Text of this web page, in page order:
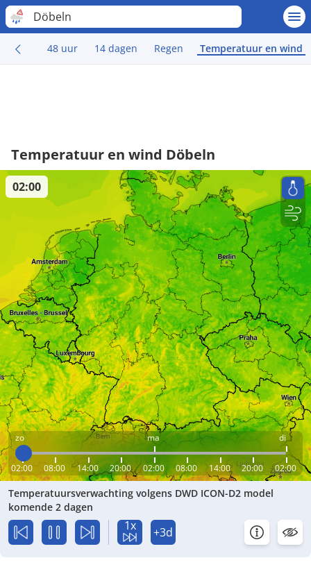
Döbeln
48 uur 14 dagen Regen Temperatuur en wind
Temperatuur en wind Döbeln
zo ma di
02:00 08:00 14:00 20:00 02:00 08:00 14:00 20:00 02:00
02:00
Temperatuursverwachting volgens DWD ICON-D2 model
komende 2 dagen
1x +3d